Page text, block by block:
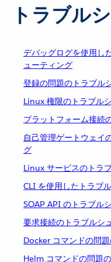
トラブル
デバッグログを使用し
ューティング
登録の問題のトラブル
Linux 権限のトラブル
プラットフォーム接続
自己管理ゲートウェイ
グ
Linux サービスのトラ
CLI を使用したトラブ
SOAP API のトラブル
要求接続のトラブルシ
Docker コマンドの問
Helm コマンドの問題